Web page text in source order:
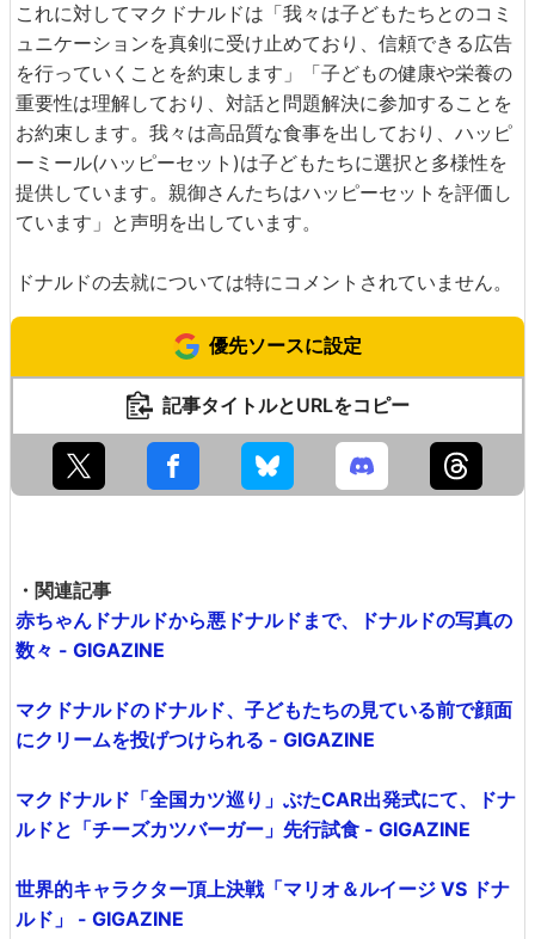
これに対してマクドナルドは「我々は子どもたちとのコミ
ュニケーションを真剣に受け止めており、信頼できる広告
を行っていくことを約束します」「子どもの健康や栄養の
重要性は理解しており、対話と問題解決に参加することを
お約束します。我々は高品質な食事を出しており、ハッピ
ーミール(ハッピーセット)は子どもたちに選択と多様性を
提供しています。親御さんたちはハッピーセットを評価し
ています」と声明を出しています。
ドナルドの去就については特にコメントされていません。
優先ソースに設定
記事タイトルとURLをコピー
・関連記事
赤ちゃんドナルドから悪ドナルドまで、ドナルドの写真の
数々 - GIGAZINE
マクドナルドのドナルド、子どもたちの見ている前で顔面
にクリームを投げつけられる - GIGAZINE
マクドナルド「全国カツ巡り」ぶたCAR出発式にて、ドナ
ルドと「チーズカツバーガー」先行試食 - GIGAZINE
世界的キャラクター頂上決戦「マリオ＆ルイージ VS ドナ
ルド」 - GIGAZINE